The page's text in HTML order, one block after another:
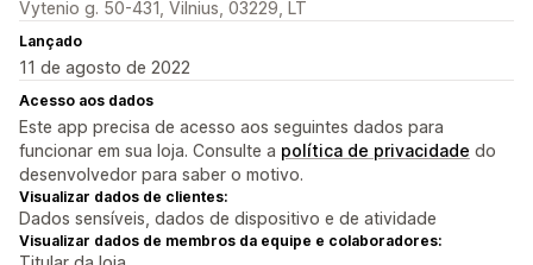
Vytenio g. 50-431, Vilnius, 03229, LT
Lançado
11 de agosto de 2022
Acesso aos dados
Este app precisa de acesso aos seguintes dados para
funcionar em sua loja. Consulte a política de privacidade do
desenvolvedor para saber o motivo.
Visualizar dados de clientes:
Dados sensíveis, dados de dispositivo e de atividade
Visualizar dados de membros da equipe e colaboradores: